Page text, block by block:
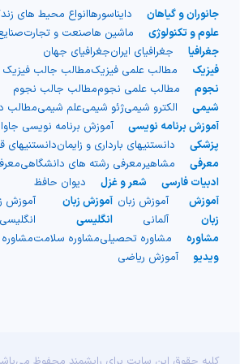
صاف بیرونی و یک لایه میانی
دنده‌دار)، اما در واقعیت از دو لایه
مجزا ساخته شده‌اند. نوع دیگری از
پلاستیک موجدار نیز وجود دارد که
به صورت ورقه‌های موج‌دار یک لایه
است و معمولاً با الیاف شیشه تقویت
انباری‌ها استفاده شده و در ساخت
جانوران و گیاهان دایناسورهاانواع محیط های
علوم و تکنولوژی
ماشین هاصنعت و تجارت
جغرافیا
جغرافیای ایرانجغرافیای جهان
فیزیک
مطالب علمی فیزیکمطالب جالب فیزیک
نجوم
مطالب علمی نجوممطالب جالب نجوم
شیمی
الکترو شیمیژئو شیمیعلم شیمیمطالب
آموزش برنامه نویسی
آموزش برنامه نویسی
پزشکی
دانستنیهای بارداری و زایماندانستنیهای
معرفی
مشاهیرمعرفی رشته های دانشگاهی
ادبیات فارسی
شعر و غزل
دیوان حافظ
آموزش
زبان
آموزش زبان
آلمانی
آموزش زبان
انگلیسی
آموزش
مشاوره
مشاوره تحصیلیمشاوره سلامت
ویدیو
آموزش ریاضی